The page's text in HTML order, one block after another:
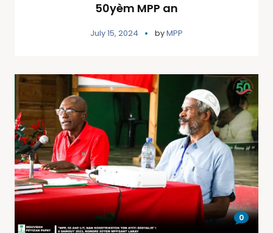
50yèm MPP an
July 15, 2024 byMPP
0